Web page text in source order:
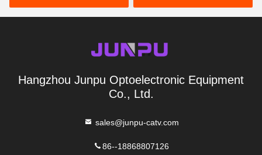
Hangzhou Junpu Optoelectronic Equipment
Co., Ltd.
sales@junpu-catv.com
86--18868807126